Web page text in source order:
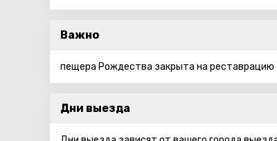
Важно
пещера Рождества закрыта на реставрацию
Дни выезда